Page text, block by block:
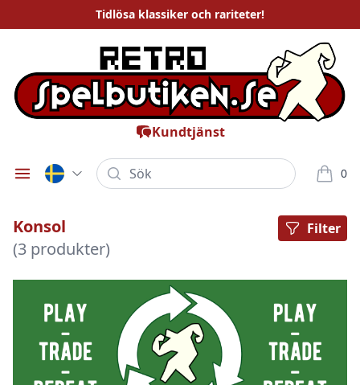
Tidlösa klassiker och rariteter!
Kundtjänst
Öppna meny
Sök 0
varor i
Konsol
(3 produkter)
Filter